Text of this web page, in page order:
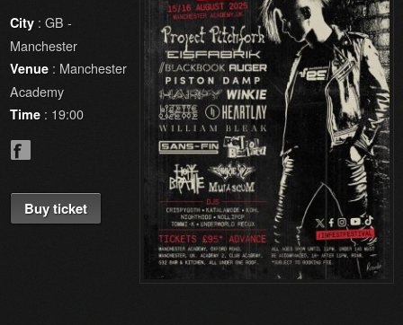
City : GB -
Manchester
Venue : Manchester
Academy
Time : 19:00
Buy ticket